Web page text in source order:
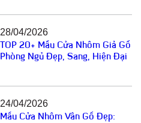
28/04/2026
TOP 20+ Mẫu Cửa Nhôm Giả Gỗ
Phòng Ngủ Đẹp, Sang, Hiện Đại
24/04/2026
Mẫu Cửa Nhôm Vân Gỗ Đẹp: